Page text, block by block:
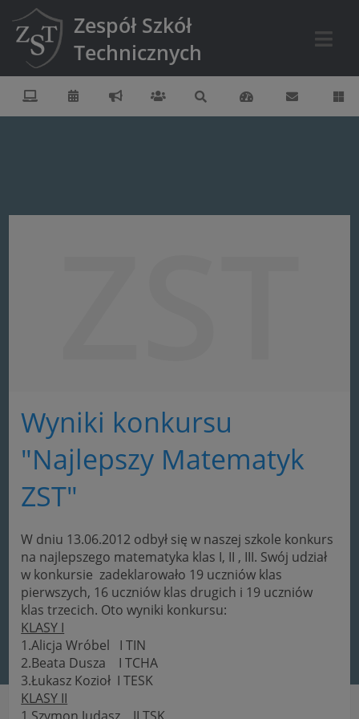
Zespół Szkół
Technicznych
Wyniki konkursu
"Najlepszy Matematyk
ZST"
W dniu 13.06.2012 odbył się w naszej szkole konkurs
na najlepszego matematyka klas I, II , III. Swój udział
w konkursie zadeklarowało 19 uczniów klas
pierwszych, 16 uczniów klas drugich i 19 uczniów
klas trzecich. Oto wyniki konkursu:
KLASY I
1.Alicja Wróbel I TIN
2.Beata Dusza I TCHA
3.Łukasz Kozioł I TESK
KLASY II